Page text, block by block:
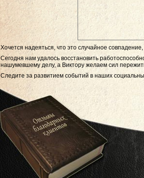
Хочется надеяться, что это случайное
Сегодня нам удалось восстановить
нашумевшему делу, а Виктору желаем сил
Следите за развитием событий в наших